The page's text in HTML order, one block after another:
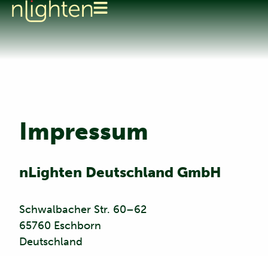
Impressum
nLighten Deutschland GmbH
Schwalbacher Str. 60–62
65760 Eschborn
Deutschland